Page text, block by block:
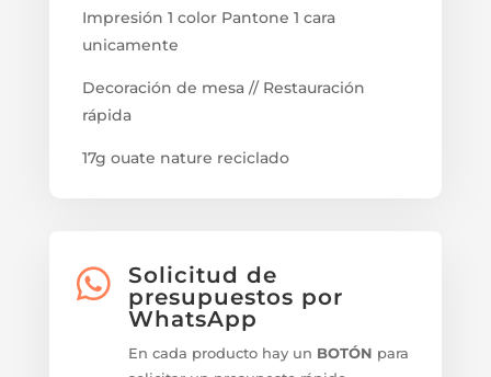
Impresión 1 color Pantone 1 cara
unicamente
Decoración de mesa // Restauración
rápida
17g ouate nature reciclado

Solicitud de
presupuestos por
WhatsApp
En cada producto hay un BOTÓN para